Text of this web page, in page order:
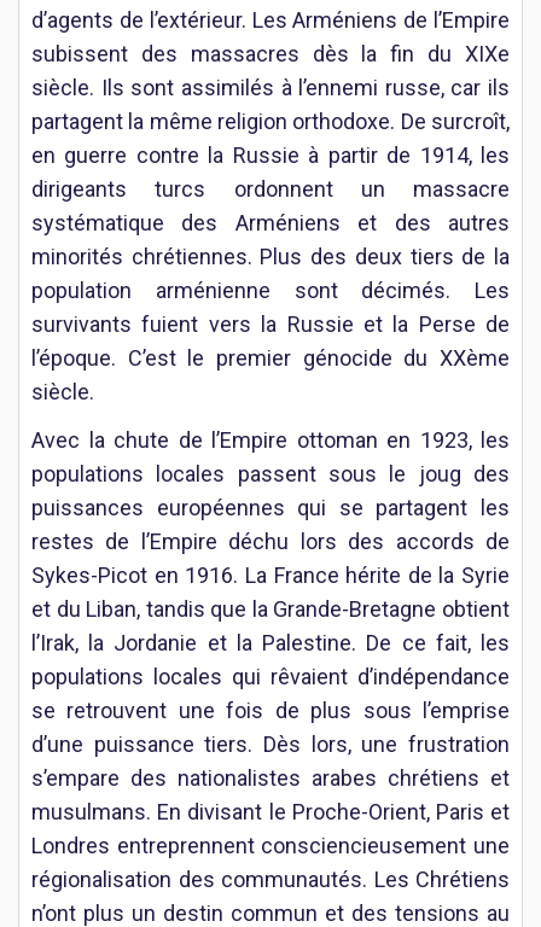
d’agents de l’extérieur. Les Arméniens de l’Empire
subissent des massacres dès la fin du XIXe
siècle. Ils sont assimilés à l’ennemi russe, car ils
partagent la même religion orthodoxe. De surcroît,
en guerre contre la Russie à partir de 1914, les
dirigeants turcs ordonnent un massacre
systématique des Arméniens et des autres
minorités chrétiennes. Plus des deux tiers de la
population arménienne sont décimés. Les
survivants fuient vers la Russie et la Perse de
l’époque. C’est le premier génocide du XXème
siècle.
Avec la chute de l’Empire ottoman en 1923, les
populations locales passent sous le joug des
puissances européennes qui se partagent les
restes de l’Empire déchu lors des accords de
Sykes-Picot en 1916. La France hérite de la Syrie
et du Liban, tandis que la Grande-Bretagne obtient
l’Irak, la Jordanie et la Palestine. De ce fait, les
populations locales qui rêvaient d’indépendance
se retrouvent une fois de plus sous l’emprise
d’une puissance tiers. Dès lors, une frustration
s’empare des nationalistes arabes chrétiens et
musulmans. En divisant le Proche-Orient, Paris et
Londres entreprennent consciencieusement une
régionalisation des communautés. Les Chrétiens
n’ont plus un destin commun et des tensions au